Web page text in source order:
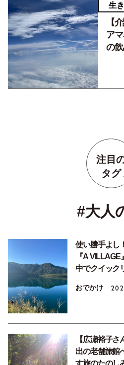
生
【
ア
の
注目
タグ
#大人
使い勝手よし
『A
中でクイック
おでかけ
【広瀬裕子
出の老舗旅館
す旅のたのし